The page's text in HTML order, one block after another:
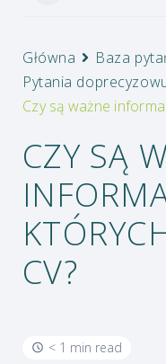
Główna
Baza
Pytania
Czy są ważne
CZY SĄ
CV?
< 1 min read